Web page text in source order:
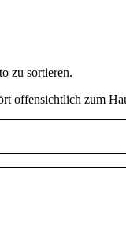
zu sortieren.
offensichtlich zum